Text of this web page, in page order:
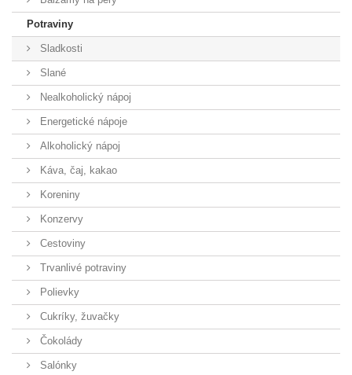
Potraviny
Sladkosti
Slané
Nealkoholický nápoj
Energetické nápoje
Alkoholický nápoj
Káva, čaj, kakao
Koreniny
Konzervy
Cestoviny
Trvanlivé potraviny
Polievky
Cukríky, žuvačky
Čokolády
Salónky